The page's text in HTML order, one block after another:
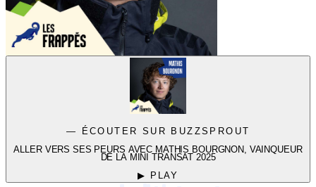
— ÉCOUTER SUR BUZZSPROUT
ALLER VERS SES PEURS AVEC MATHIS BOURGNON, VAINQUEUR
DE LA MINI TRANSAT 2025
▶ PLAY